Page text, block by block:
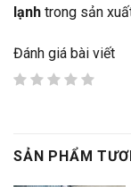
lạnh trong sản
Đánh giá bài viết
SẢN PHẨM